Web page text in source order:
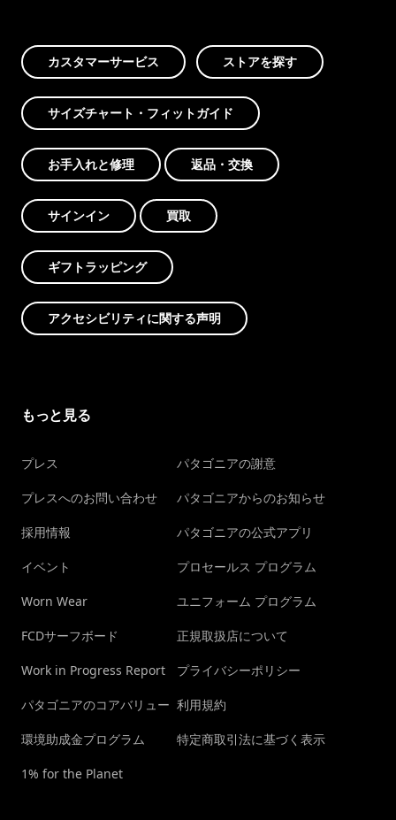
カスタマーサービス ストアを探す
サイズチャート・フィットガイド
お手入れと修理 返品・交換
サインイン 買取
ギフトラッピング
アクセシビリティに関する声明
もっと見る
プレス
プレスへのお問い合わせ
採用情報
イベント
Worn Wear
FCDサーフボード
Work in Progress Report
パタゴニアのコアバリュー
環境助成金プログラム
1% for the Planet
パタゴニアの謝意
パタゴニアからのお知らせ
パタゴニアの公式アプリ
プロセールス プログラム
ユニフォーム プログラム
正規取扱店について
プライバシーポリシー
利用規約
特定商取引法に基づく表示